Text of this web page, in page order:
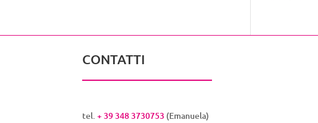
CONTATTI
tel. + 39 348 3730753 (Emanuela)